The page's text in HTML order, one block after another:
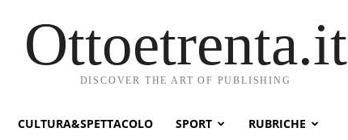
Ottoetrenta.it
DISCOVER THE ART OF PUBLISHING
CULTURA&SPETTACOLO SPORT RUBRICHE